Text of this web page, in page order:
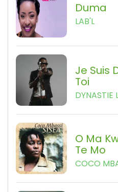
Duma
LAB'L
Je Suis
Toi
DYNASTIE
O Ma
Te Mo
COCO